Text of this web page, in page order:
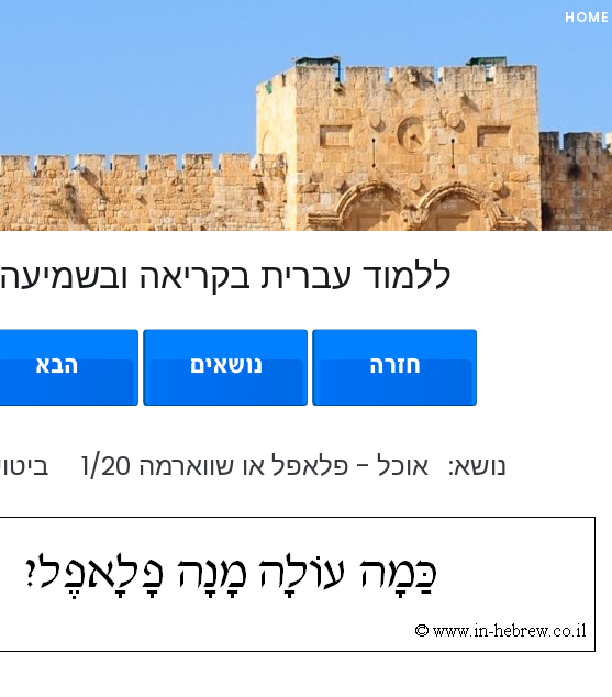
HOME
ללמוד עברית בקריאה ובשמיעה
נושא: אוכל - פלאפל או שווארמה 1/20 ביטוי 275